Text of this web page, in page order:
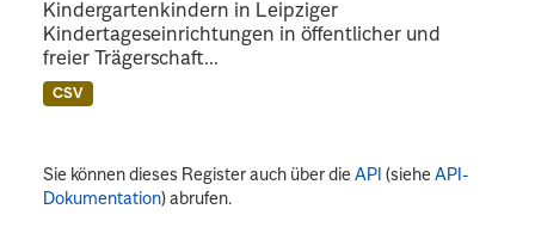
Kindergartenkindern in Leipziger
Kindertageseinrichtungen in öffentlicher und
freier Trägerschaft...
CSV
Sie können dieses Register auch über dieAPI (sieheAPI-
Dokumentation) abrufen.